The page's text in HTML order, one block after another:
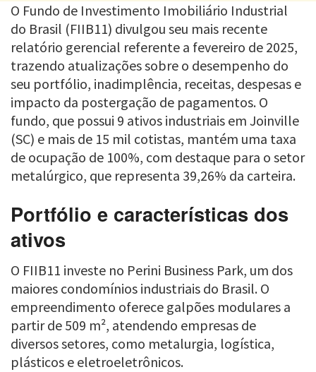
O Fundo de Investimento Imobiliário Industrial
do Brasil (FIIB11) divulgou seu mais recente
relatório gerencial referente a fevereiro de 2025,
trazendo atualizações sobre o desempenho do
seu portfólio, inadimplência, receitas, despesas e
impacto da postergação de pagamentos. O
fundo, que possui 9 ativos industriais em Joinville
(SC) e mais de 15 mil cotistas, mantém uma taxa
de ocupação de 100%, com destaque para o setor
metalúrgico, que representa 39,26% da carteira.
Portfólio e características dos
ativos
O FIIB11 investe no Perini Business Park, um dos
maiores condomínios industriais do Brasil. O
empreendimento oferece galpões modulares a
partir de 509 m², atendendo empresas de
diversos setores, como metalurgia, logística,
plásticos e eletroeletrônicos.